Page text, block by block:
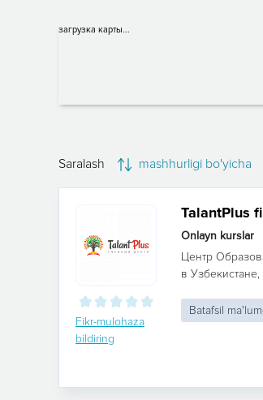
загрузка карты...
Saralash mashhurligi bo'yicha
Fikr-mulohaza
bildiring
TalantPlus
Onlayn kurslar
Центр
в
Batafsil